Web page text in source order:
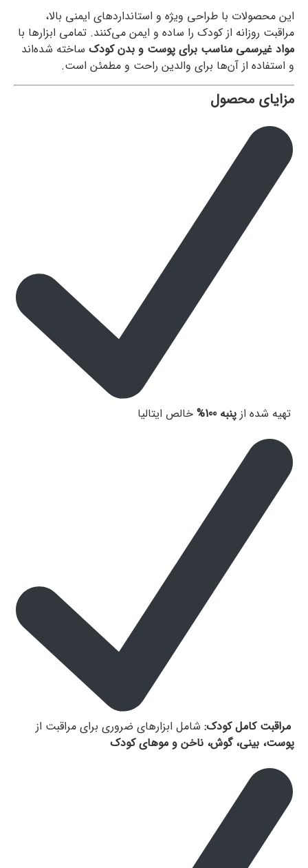
این محصولات با طراحی ویژه و استانداردهای ایمنی بالا،
مراقبت روزانه از کودک را ساده و ایمن می‌کنند. تمامی ابزارها با
مواد غیرسمی مناسب برای پوست و بدن کودک ساخته شده‌اند
و استفاده از آن‌ها برای والدین راحت و مطمئن است.
مزایای محصول
تهیه شده از پنبه 100% خالص ایتالیا
مراقبت کامل کودک: شامل ابزارهای ضروری برای مراقبت از
پوست، بینی، گوش، ناخن و موهای کودک